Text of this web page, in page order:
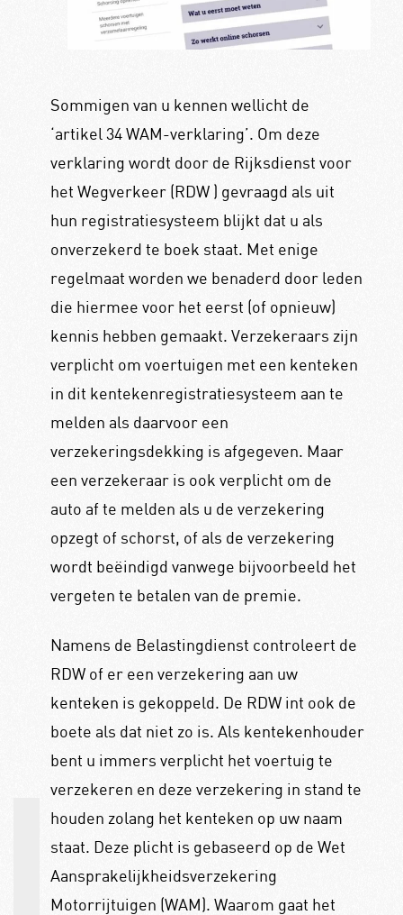
Sommigen van u kennen wellicht de
‘artikel 34 WAM-verklaring’. Om deze
verklaring wordt door de Rijksdienst voor
het Wegverkeer (RDW ) gevraagd als uit
hun registratiesysteem blijkt dat u als
onverzekerd te boek staat. Met enige
regelmaat worden we benaderd door leden
die hiermee voor het eerst (of opnieuw)
kennis hebben gemaakt. Verzekeraars zijn
verplicht om voertuigen met een kenteken
in dit kentekenregistratiesysteem aan te
melden als daarvoor een
verzekeringsdekking is afgegeven. Maar
een verzekeraar is ook verplicht om de
auto af te melden als u de verzekering
opzegt of schorst, of als de verzekering
wordt beëindigd vanwege bijvoorbeeld het
vergeten te betalen van de premie.
Namens de Belastingdienst controleert de
RDW of er een verzekering aan uw
kenteken is gekoppeld. De RDW int ook de
boete als dat niet zo is. Als kentekenhouder
bent u immers verplicht het voertuig te
verzekeren en deze verzekering in stand te
houden zolang het kenteken op uw naam
staat. Deze plicht is gebaseerd op de Wet
Aansprakelijkheidsverzekering
Motorrijtuigen (WAM). Waarom gaat het